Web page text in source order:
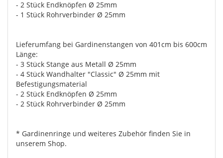
- 2 Stück Endknöpfen Ø 25mm
- 1 Stück Rohrverbinder Ø 25mm
Lieferumfang bei Gardinenstangen von 401cm bis 600cm
Länge:
- 3 Stück Stange aus Metall Ø 25mm
- 4 Stück Wandhalter "Classic" Ø 25mm mit
Befestigungsmaterial
- 2 Stück Endknöpfen Ø 25mm
- 2 Stück Rohrverbinder Ø 25mm
* Gardinenringe und weiteres Zubehör finden Sie in
unserem Shop.